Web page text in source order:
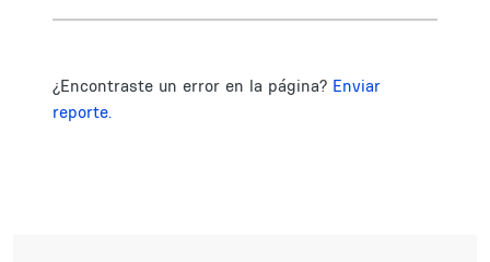
¿Encontraste un error en la página? Enviar
reporte.